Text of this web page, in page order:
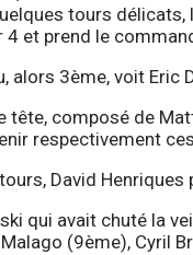
tours
et prend le
alors 3ème, voit Eric
tête, composé de
respectivement
David
qui avait chuté la
(9ème), Cyril